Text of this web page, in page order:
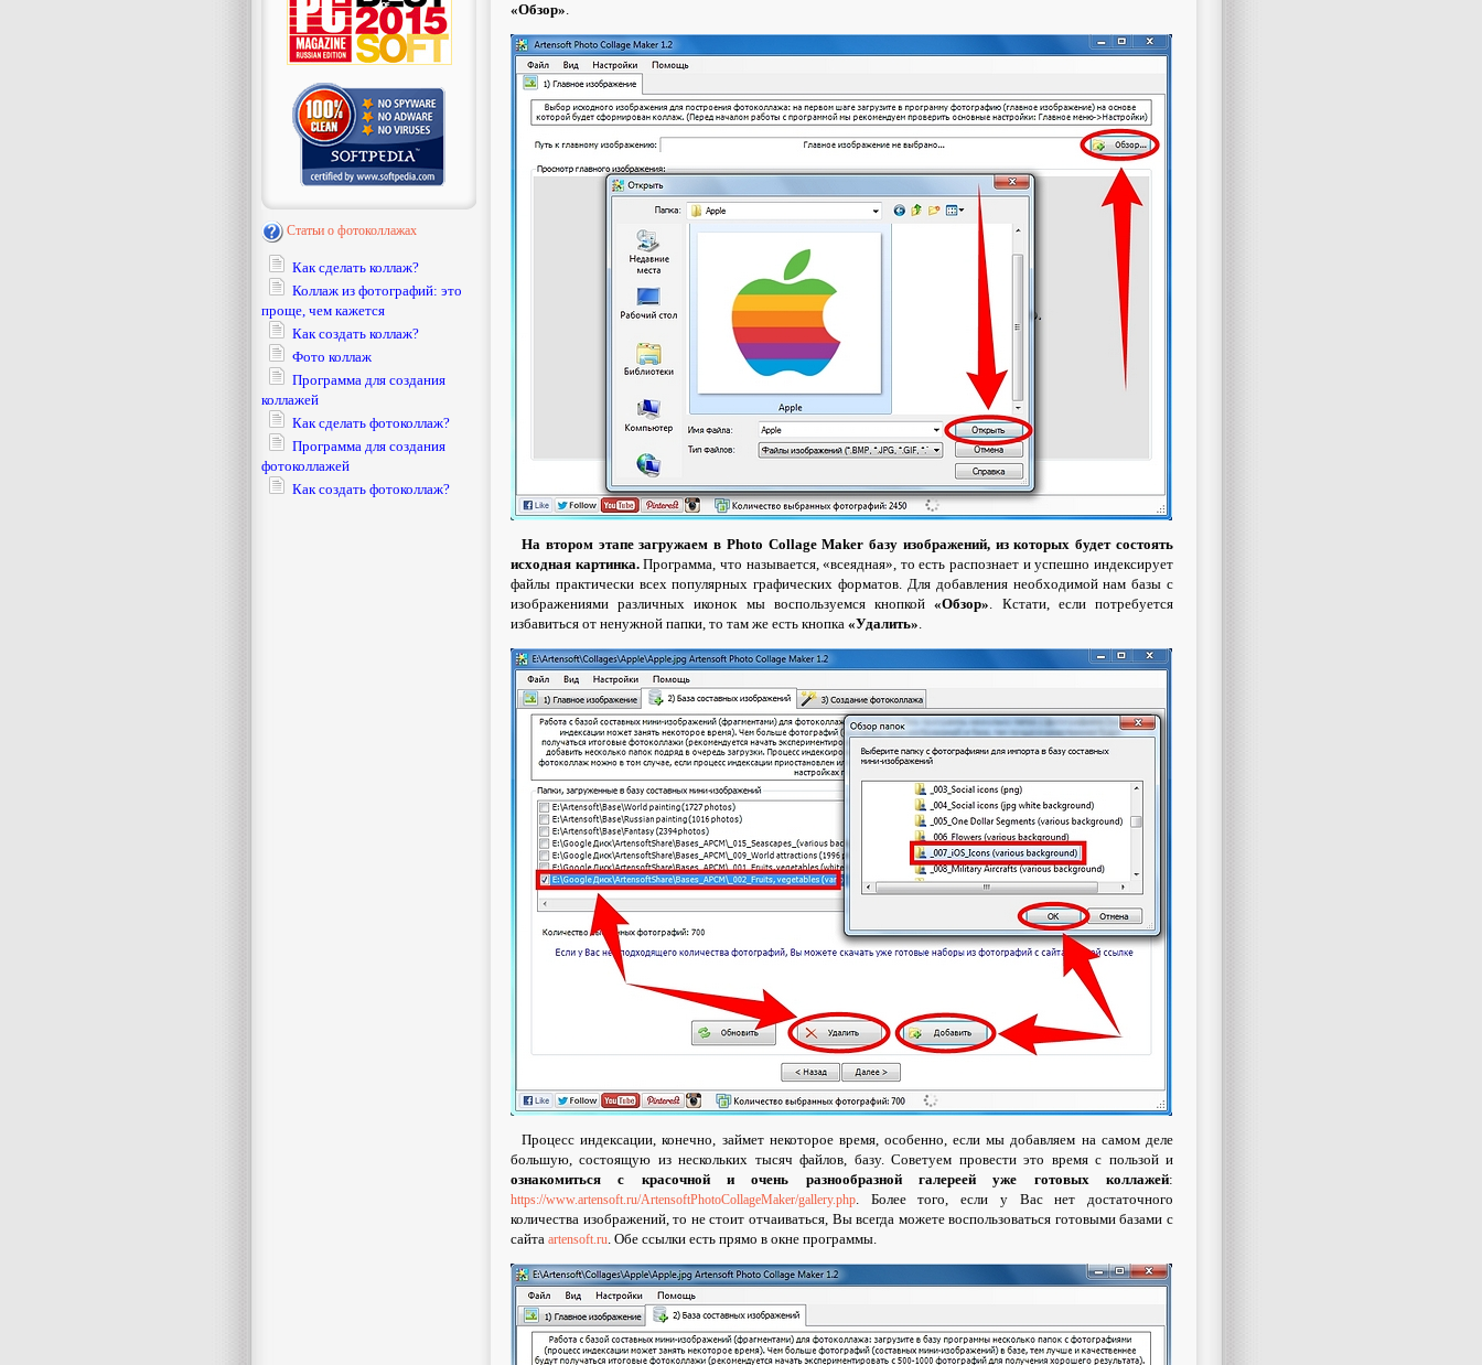
Статьи о фотоколлажах
Как сделать коллаж?
Коллаж из фотографий: это
проще, чем кажется
Как создать коллаж?
Фото коллаж
Программа для создания
коллажей
Как сделать фотоколлаж?
Программа для создания
фотоколлажей
Как создать фотоколлаж?
«Обзор».
На втором этапе загружаем в Photo Collage Maker базу изображений, из которых будет состоять
исходная картинка.Программа, что называется, «всеядная», то есть распознает и успешно индексирует
файлы практически всех популярных графических форматов. Для добавления необходимой нам базы с
изображениями различных иконок мы воспользуемся кнопкой«Обзор». Кстати, если потребуется
избавиться от ненужной папки, то там же есть кнопка «Удалить».
Процесс индексации, конечно, займет некоторое время, особенно, если мы добавляем на самом деле
большую, состоящую из нескольких тысяч файлов, базу. Советуем провести это время с пользой и
ознакомиться с красочной и очень разнообразной галереей уже готовых коллажей:
https://www.artensoft.ru/ArtensoftPhotoCollageMaker/gallery.php. Более того, если у Вас нет достаточного
количества изображений, то не стоит отчаиваться, Вы всегда можете воспользоваться готовыми базами с
сайта artensoft.ru. Обе ссылки есть прямо в окне программы.